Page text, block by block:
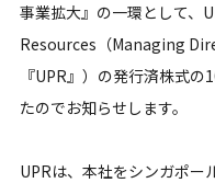
事業拡大』の一環として、
Resources（Managing
『UPR』）の発行済株式
たのでお知らせします。
UPRは、本社をシンガポー